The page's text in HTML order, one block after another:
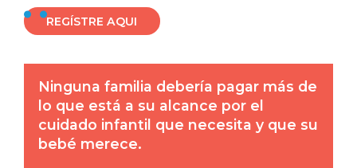
REGÍSTRE AQUI
Ninguna familia debería pagar más de
lo que está a su alcance por el
cuidado infantil que necesita y que su
bebé merece.